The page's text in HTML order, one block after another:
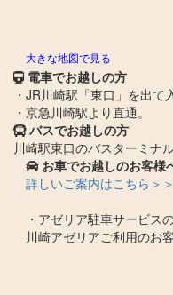
大きな地図で見る
電車でお越しの方
・JR川崎駅「東口」を出て
・京急川崎駅より直通。
バスでお越しの方
川崎駅東口のバスターミナ
お車でお越しのお客様
詳しいご案内はこちら＞＞
・アゼリア駐車サービス
川崎アゼリアご利用のお